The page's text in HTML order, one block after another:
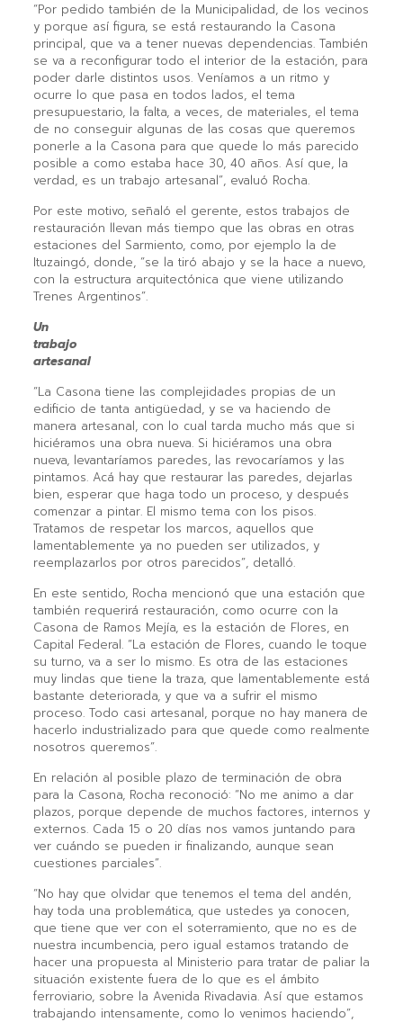
“Por pedido también de la Municipalidad, de los vecinos
y porque así figura, se está restaurando la Casona
principal, que va a tener nuevas dependencias. También
se va a reconfigurar todo el interior de la estación, para
poder darle distintos usos. Veníamos a un ritmo y
ocurre lo que pasa en todos lados, el tema
presupuestario, la falta, a veces, de materiales, el tema
de no conseguir algunas de las cosas que queremos
ponerle a la Casona para que quede lo más parecido
posible a como estaba hace 30, 40 años. Así que, la
verdad, es un trabajo artesanal”, evaluó Rocha.
Por este motivo, señaló el gerente, estos trabajos de
restauración llevan más tiempo que las obras en otras
estaciones del Sarmiento, como, por ejemplo la de
Ituzaingó, donde, “se la tiró abajo y se la hace a nuevo,
con la estructura arquitectónica que viene utilizando
Trenes Argentinos”.
Un
trabajo
artesanal
“La Casona tiene las complejidades propias de un
edificio de tanta antigüedad, y se va haciendo de
manera artesanal, con lo cual tarda mucho más que si
hiciéramos una obra nueva. Si hiciéramos una obra
nueva, levantaríamos paredes, las revocaríamos y las
pintamos. Acá hay que restaurar las paredes, dejarlas
bien, esperar que haga todo un proceso, y después
comenzar a pintar. El mismo tema con los pisos.
Tratamos de respetar los marcos, aquellos que
lamentablemente ya no pueden ser utilizados, y
reemplazarlos por otros parecidos”, detalló.
En este sentido, Rocha mencionó que una estación que
también requerirá restauración, como ocurre con la
Casona de Ramos Mejía, es la estación de Flores, en
Capital Federal. “La estación de Flores, cuando le toque
su turno, va a ser lo mismo. Es otra de las estaciones
muy lindas que tiene la traza, que lamentablemente está
bastante deteriorada, y que va a sufrir el mismo
proceso. Todo casi artesanal, porque no hay manera de
hacerlo industrializado para que quede como realmente
nosotros queremos”.
En relación al posible plazo de terminación de obra
para la Casona, Rocha reconoció: “No me animo a dar
plazos, porque depende de muchos factores, internos y
externos. Cada 15 o 20 días nos vamos juntando para
ver cuándo se pueden ir finalizando, aunque sean
cuestiones parciales”.
“No hay que olvidar que tenemos el tema del andén,
hay toda una problemática, que ustedes ya conocen,
que tiene que ver con el soterramiento, que no es de
nuestra incumbencia, pero igual estamos tratando de
hacer una propuesta al Ministerio para tratar de paliar la
situación existente fuera de lo que es el ámbito
ferroviario, sobre la Avenida Rivadavia. Así que estamos
trabajando intensamente, como lo venimos haciendo”,